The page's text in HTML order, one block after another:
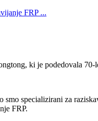
FRP ...
ki je podedovala
smo specializirani za
FRP.